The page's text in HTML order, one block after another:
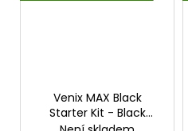
Venix MAX Black
Starter Kit - Black
Grape X - 20mg